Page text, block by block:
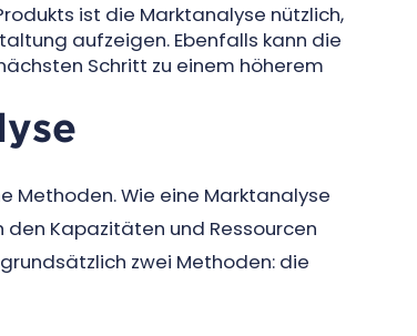
ist die Marktanalyse nützlich,
aufzeigen. Ebenfalls kann die
Schritt zu einem höherem
Methoden. Wie eine Marktanalyse
Kapazitäten und Ressourcen
zwei Methoden: die